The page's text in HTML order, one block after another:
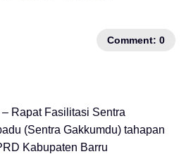
Comment: 0
– Rapat Fasilitasi Sentra
(Sentra Gakkumdu) tahapan
Kabupaten Barru